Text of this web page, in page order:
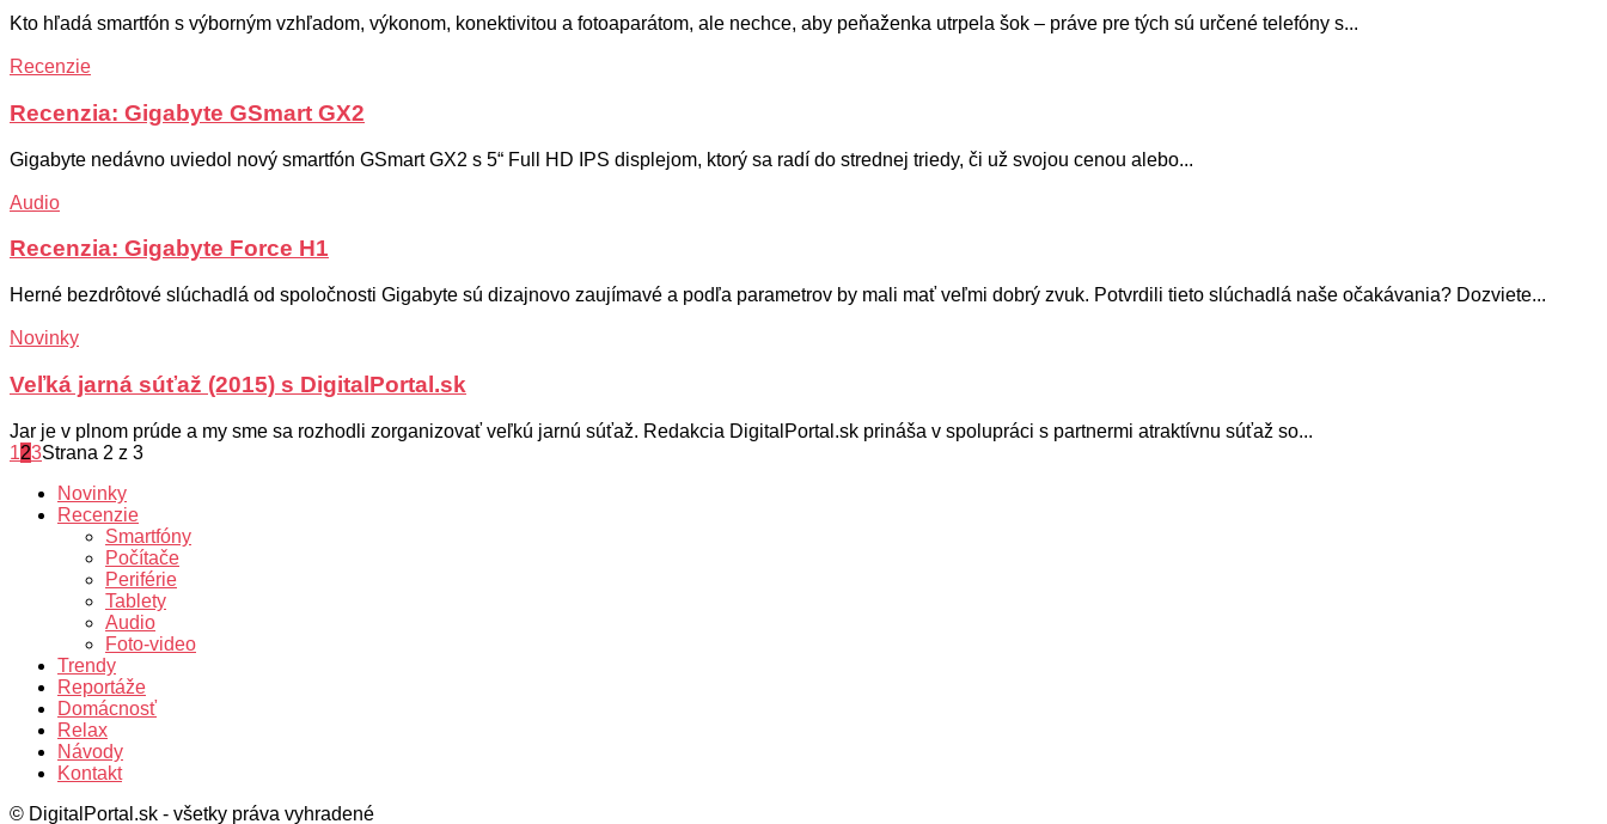
Kto hľadá smartfón s výborným vzhľadom, výkonom, konektivitou a fotoaparátom, ale nechce, aby peňaženka utrpela šok – práve pre tých sú určené telefóny s...
Recenzie
Recenzia: Gigabyte GSmart GX2
Gigabyte nedávno uviedol nový smartfón GSmart GX2 s 5“ Full HD IPS displejom, ktorý sa radí do strednej triedy, či už svojou cenou alebo...
Audio
Recenzia: Gigabyte Force H1
Herné bezdrôtové slúchadlá od spoločnosti Gigabyte sú dizajnovo zaujímavé a podľa parametrov by mali mať veľmi dobrý zvuk. Potvrdili tieto slúchadlá naše očakávania? Dozviete...
Novinky
Veľká jarná súťaž (2015) s DigitalPortal.sk
Jar je v plnom prúde a my sme sa rozhodli zorganizovať veľkú jarnú súťaž. Redakcia DigitalPortal.sk prináša v spolupráci s partnermi atraktívnu súťaž so...
123Strana 2 z 3
Novinky
Recenzie
Smartfóny
Počítače
Periférie
Tablety
Audio
Foto-video
Trendy
Reportáže
Domácnosť
Relax
Návody
Kontakt
© DigitalPortal.sk - všetky práva vyhradené